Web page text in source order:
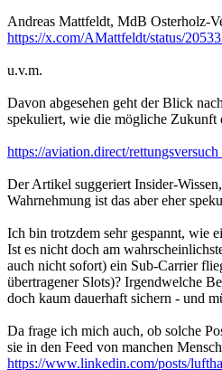
Andreas Mattfeldt, MdB Osterholz-
https://x.com/AMattfeldt/status/
u.v.m.
Davon abgesehen geht der Blick
spekuliert, wie die mögliche Zukunft
https://aviation.direct/
Der Artikel suggeriert Insider-
Wahrnehmung ist das aber eher
Ich bin trotzdem sehr gespannt, wie
Ist es nicht doch am
auch nicht sofort) ein Sub-Carrier
übertragener Slots)? Irgendwelche
doch kaum dauerhaft sichern - und
Da frage ich mich auch, ob solche
sie in den Feed von manchen
https://www.linkedin.com/posts/